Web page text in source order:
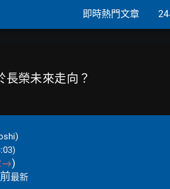
即時熱門文章
長榮未來走向？
→)
最新